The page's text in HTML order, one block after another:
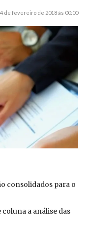
de fevereiro de 2018 às 00:00
consolidados para o
coluna a análise das